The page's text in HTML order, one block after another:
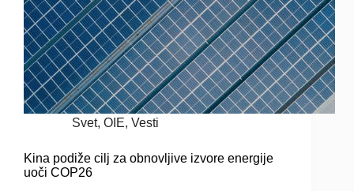
Svet, OIE, Vesti
Kina podiže cilj za obnovljive izvore energije
uoči COP26